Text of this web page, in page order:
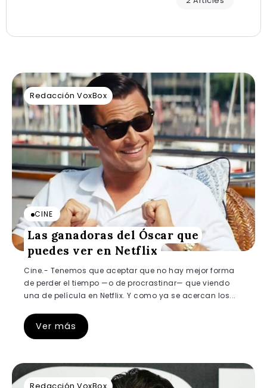
Redacción VoxBox
CINE
Las ganadoras del Óscar que
puedes ver en Netflix
Cine.- Tenemos que aceptar que no hay mejor forma
de perder el tiempo —o de procrastinar— que viendo
una de película en Netflix. Y como ya se acercan los...
Ver más